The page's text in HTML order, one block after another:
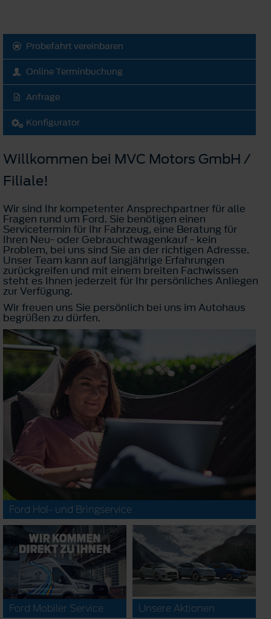
Probefahrt vereinbaren
Online Terminbuchung
Anfrage
Konfigurator
Willkommen bei MVC Motors GmbH /
Filiale!
Wir sind Ihr kompetenter Ansprechpartner für alle
Fragen rund um Ford. Sie benötigen einen
Servicetermin für Ihr Fahrzeug, eine Beratung für
Ihren Neu- oder Gebrauchtwagenkauf - kein
Problem, bei uns sind Sie an der richtigen Adresse.
Unser Team kann auf langjährige Erfahrungen
zurückgreifen und mit einem breiten Fachwissen
steht es Ihnen jederzeit für Ihr persönliches Anliegen
zur Verfügung.
Wir freuen uns Sie persönlich bei uns im Autohaus
begrüßen zu dürfen.
Ford Hol- und Bringservice
Ford Mobiler Service Unsere Aktionen